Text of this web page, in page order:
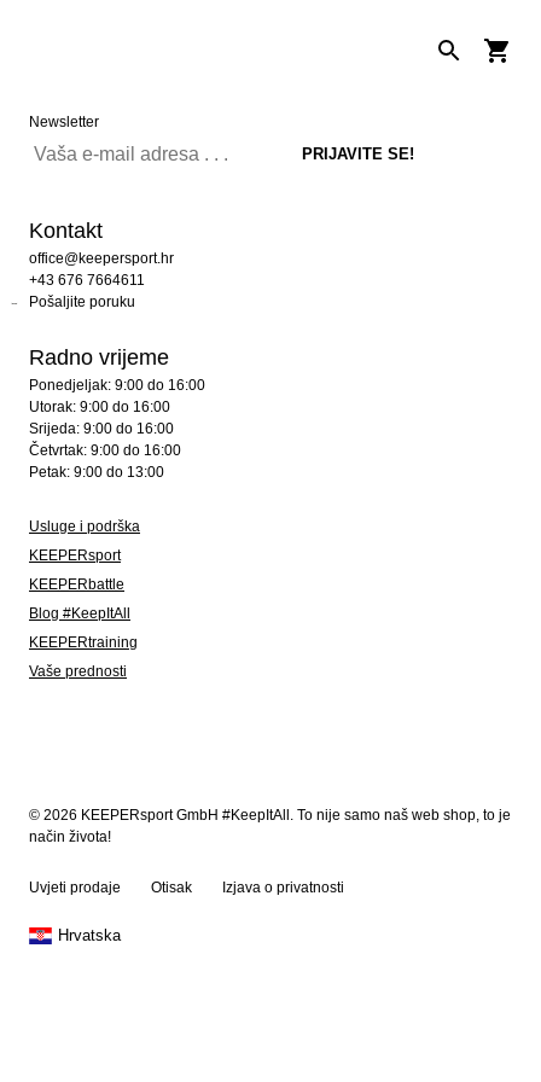
Newsletter
Kontakt
office@keepersport.hr
+43 676 7664611
Pošaljite poruku
Radno vrijeme
Ponedjeljak: 9:00 do 16:00
Utorak: 9:00 do 16:00
Srijeda: 9:00 do 16:00
Četvrtak: 9:00 do 16:00
Petak: 9:00 do 13:00
Usluge i podrška
KEEPERsport
KEEPERbattle
Blog #KeepItAll
KEEPERtraining
Vaše prednosti
© 2026 KEEPERsport GmbH #KeepItAll. To nije samo naš web shop, to je
način života!
Uvjeti prodaje Otisak Izjava o privatnosti
Hrvatska